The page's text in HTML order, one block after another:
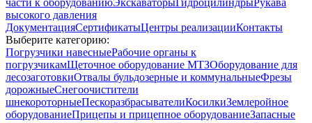
части к оборудованиюЭкскаваторыГидроцилиндрыРукава
высокого давления
ДокументацияСертификатыЦентры реализацииКонтакты
Выберите категорию:
Погрузчики навесныеРабочие органы к
погрузчикамЩеточное оборудование МТЗОборудование для
лесозаготовкиОтвалы бульдозерные и коммунальныеФрезы
дорожныеСнегоочистители
шнекороторныеПескоразбрасывателиКосилкиЗемлеройное
оборудованиеПрицепы и прицепное оборудованиеЗапасные